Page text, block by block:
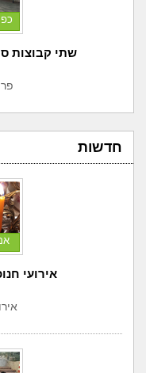
שתי קבוצות
חדשות
אירועי